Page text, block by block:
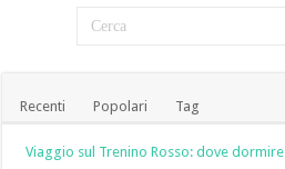
Recenti Popolari Tag
Viaggio sul Trenino Rosso: dove dormire